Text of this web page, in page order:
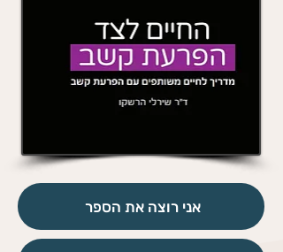
אני רוצה את הספר